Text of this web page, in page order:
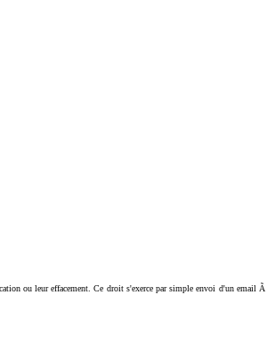
ou leur effacement. Ce droit s'exerce par simple envoi d'un email Ã